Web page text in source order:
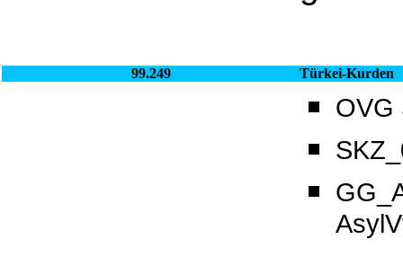
99.249 Türkei-Kurden
OVG